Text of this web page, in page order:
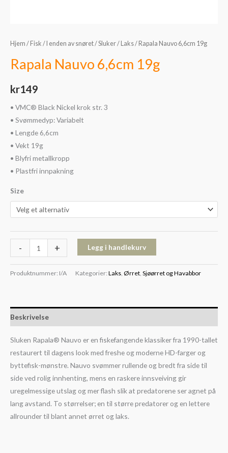
Hjem / Fisk / I enden av snøret/Sluker/ Laks/ Rapala Nauvo 6,6cm 19g
Rapala Nauvo 6,6cm 19g
kr149
• VMC® Black Nickel krok str. 3
• Svømmedyp: Variabelt
• Lengde 6,6cm
• Vekt 19g
• Blyfri metallkropp
• Plastfri innpakning
Size
- + Legg i handlekurv
Produktnummer: I/A Kategorier: Laks Ørret Sjøørret og Havabbor
Beskrivelse
Sluken Rapala® Nauvo er en fiskefangende klassiker fra 1990-tallet
restaurert til dagens look med freshe og moderne HD-farger og
byttefisk-mønstre. Nauvo svømmer rullende og bredt fra side til
side ved rolig innhenting, mens en raskere innsveiving gir
uregelmessige utslag og mer flash slik at predatorene ser agnet på
lang avstand. To størrelser; en til større predatorer og en lettere
allrounder til blant annet ørret og laks.